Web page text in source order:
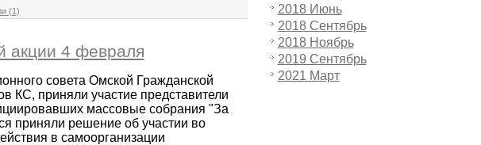
(1)
акции 4 февраля
совета Омской Гражданской
КС, приняли участие представители
массовые собрания "За
приняли решение об участии во
в самоорганизации
2018 Июнь
2018 Сентябрь
2018 Ноябрь
2019 Сентябрь
2021 Март